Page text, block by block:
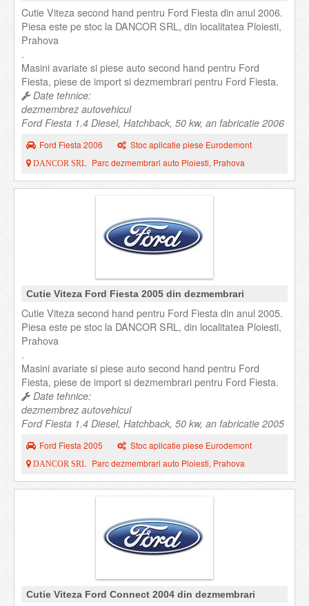
Cutie Viteza second hand pentru Ford Fiesta din anul 2006.
Piesa este pe stoc la DANCOR SRL, din localitatea Ploiesti,
Prahova
.
Masini avariate si piese auto second hand pentru Ford
Fiesta, piese de import si dezmembrari pentru Ford Fiesta.
Date tehnice:
dezmembrez autovehicul
Ford Fiesta 1.4 Diesel, Hatchback, 50 kw, an fabricatie 2006
Ford Fiesta 2006 Stoc aplicatie piese Eurodemont
DANCOR SRL Parc dezmembrari auto Ploiesti, Prahova
Cutie Viteza Ford Fiesta 2005 din dezmembrari
Cutie Viteza second hand pentru Ford Fiesta din anul 2005.
Piesa este pe stoc la DANCOR SRL, din localitatea Ploiesti,
Prahova
.
Masini avariate si piese auto second hand pentru Ford
Fiesta, piese de import si dezmembrari pentru Ford Fiesta.
Date tehnice:
dezmembrez autovehicul
Ford Fiesta 1.4 Diesel, Hatchback, 50 kw, an fabricatie 2005
Ford Fiesta 2005 Stoc aplicatie piese Eurodemont
DANCOR SRL Parc dezmembrari auto Ploiesti, Prahova
Cutie Viteza Ford Connect 2004 din dezmembrari